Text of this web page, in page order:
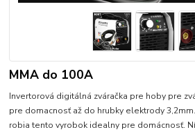
MMA do 100A
Invertorová digitálná zváračka pre hoby pre
pre domacnosť až do hrubky elektrody
robia tento vyrobok idealny pre domácnosť.